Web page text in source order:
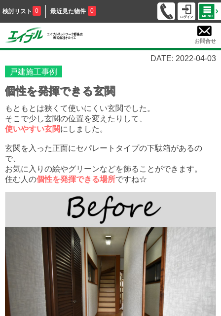
検討リスト 0 最近見た物件 0
お問合せ
DATE: 2022-04-03
戸建施工事例
個性を発揮できる玄関
もともとは狭くて使いにくい玄関でした。
そこで少し玄関の位置を変えたりして、
使いやすい玄関にしました。
玄関を入った正面にセパレートタイプの下駄箱があるの
で、
お気に入りの絵やグリーンなどを飾ることができます。
住む人の個性を発揮できる場所ですね☆